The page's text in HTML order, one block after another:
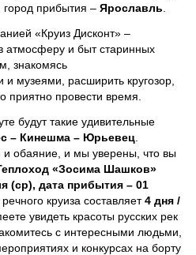
, город прибытия – Ярославль
«Круиз Дисконт» –
атмосферу и быт старинных
знакомясь
музеями, расширить кругозор,
приятно провести время.
будут такие удивительные
– Кинешма – Юрьевец
и обаяние, и мы уверены, что вы
«Зосима Шашков»
(ср), дата прибытия – 01
речного круиза составляет4 дня /
увидеть красоты русских рек
с интересными людьми,
и конкурсах на борту